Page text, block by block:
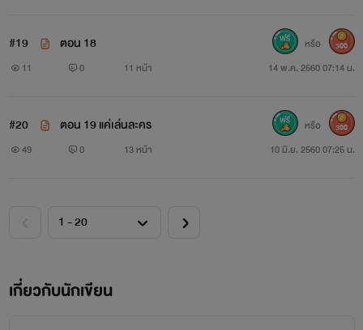
#19 ตอน 18
11 0 11 หน้า 14 พ.ค. 2560 07:14 น.
หรือ 300
#20 ตอน 19 แค่เล่นละคร
49 0 13 หน้า 10 มิ.ย. 2560 07:25 น.
หรือ 300
เกี่ยวกับนักเขียน